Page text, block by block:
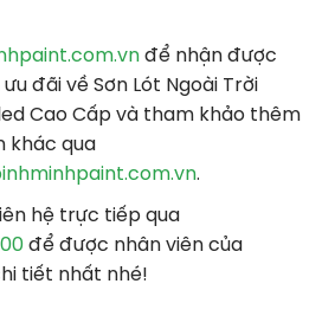
để nhận được
đãi về Sơn Lót Ngoài Trời
Cao Cấp và tham khảo thêm
khác qua
.
hệ trực tiếp qua
để được nhân viên của
tiết nhất nhé!